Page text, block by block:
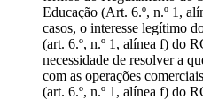
Educação (Art. 6.º, n.º 1,
casos, o interesse legítimo
(art. 6.º, n.º 1, alínea f) do
necessidade de resolver a
com as operações
(art. 6.º, n.º 1, alínea f) do